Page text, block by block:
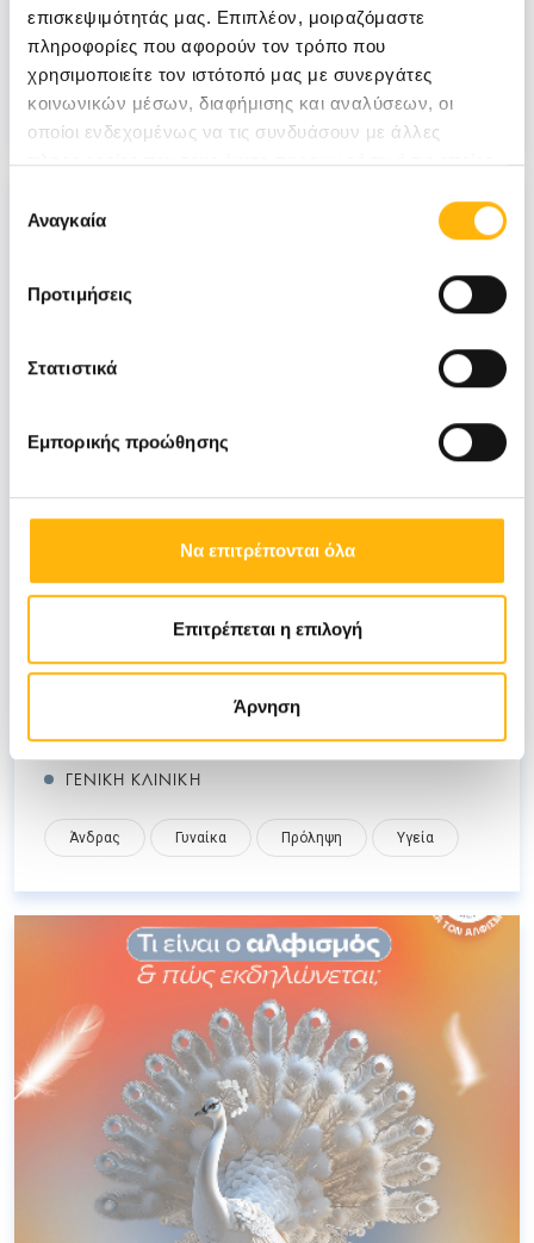
επισκεψιμότητάς μας. Επιπλέον, μοιραζόμαστε
πληροφορίες που αφορούν τον τρόπο που
χρησιμοποιείτε τον ιστότοπό μας με συνεργάτες
κοινωνικών μέσων, διαφήμισης και αναλύσεων, οι
οποίοι ενδεχομένως να τις συνδυάσουν με άλλες
πληροφορίες που τους έχετε παραχωρήσει ή τις οποίες
των υπηρεσιών τους.
συγκατάθεσης
Αναγκαία
Προτιμήσεις
Στατιστικά
Εμπορικής προώθησης
Να επιτρέπονται όλα
Επιτρέπεται η επιλογή
Άρνηση
ΓΕΝΙΚΗ ΚΛΙΝΙΚΗ ΜΑΙΕΥΤΙΚΗ - ΓΥΝΑΙΚΟΛΟΓΙΚΗ
ΚΑΝΑΛΟΥΠΙΤΗ ΔΗΜΗΤΡΑ & ΠΙΣΚΙΛΙΔΗΣ ΠΑΥΛΟΣ
Μελάνωμα - Ο συχνότερος καρκίνος
ΓΕΝΙΚΗ ΚΛΙΝΙΚΗ
Άνδρας Γυναίκα Πρόληψη Υγεία